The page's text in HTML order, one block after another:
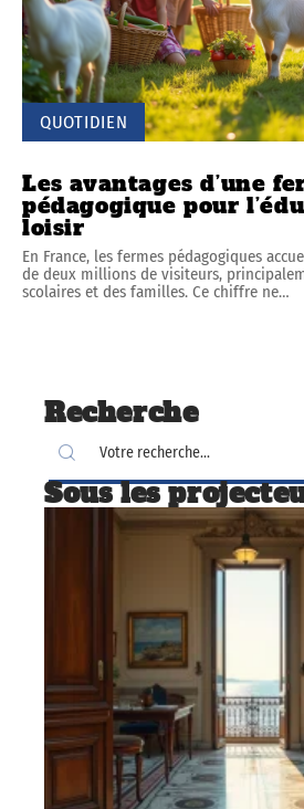
QUOTIDIEN
Les avantages d’une
pédagogique pour
loisir
En France, les fermes pédagogiques
de deux millions de visiteurs,
scolaires et des familles. Ce chiffre ne…
Recherche
Sous les